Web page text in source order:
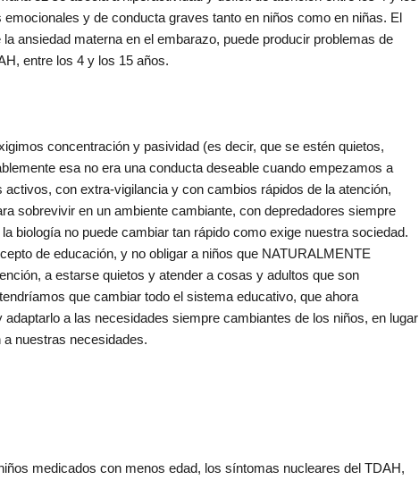
y de conducta graves tanto en niños como en niñas. El
ansiedad materna en el embarazo, puede producir problemas de
entre los 4 y los 15 años.
concentración y pasividad (es decir, que se estén quietos,
esa no era una conducta deseable cuando empezamos a
con extra-vigilancia y con cambios rápidos de la atención,
sobrevivir en un ambiente cambiante, con depredadores siempre
biología no puede cambiar tan rápido como exige nuestra sociedad.
de educación, y no obligar a niños que NATURALMENTE
a estarse quietos y atender a cosas y adultos que son
que cambiar todo el sistema educativo, que ahora
a las necesidades siempre cambiantes de los niños, en lugar
nuestras necesidades.
medicados con menos edad, los síntomas nucleares del TDAH,